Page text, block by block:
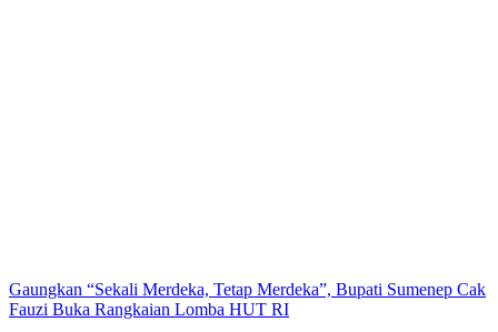
Gaungkan “Sekali Merdeka, Tetap Merdeka”, Bupati Sumenep Cak
Fauzi Buka Rangkaian Lomba HUT RI